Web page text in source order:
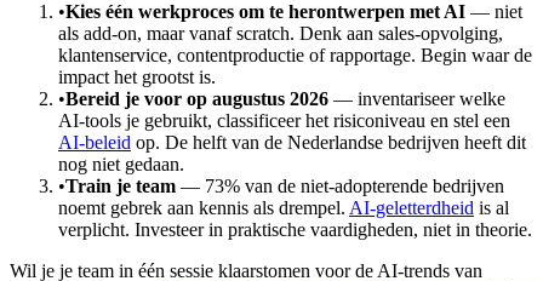
•Kies één werkproces om te herontwerpen met AI — niet
als add-on, maar vanaf scratch. Denk aan sales-opvolging,
klantenservice, contentproductie of rapportage. Begin waar de
impact het grootst is.
•Bereid je voor op augustus 2026 — inventariseer welke
AI-tools je gebruikt, classificeer het risiconiveau en stel een
AI-beleid op. De helft van de Nederlandse bedrijven heeft dit
nog niet gedaan.
•Train je team — 73% van de niet-adopterende bedrijven
noemt gebrek aan kennis als drempel. AI-geletterdheid is al
verplicht. Investeer in praktische vaardigheden, niet in theorie.
Wil je je team in één sessie klaarstomen voor de AI-trends van